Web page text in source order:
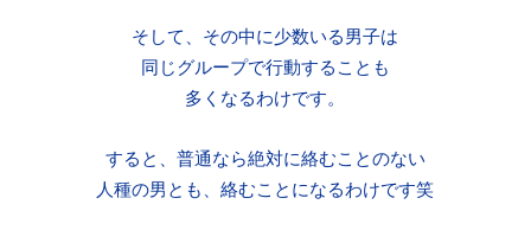
そして、その中に少数いる男子は
同じグループで行動することも
多くなるわけです。
すると、普通なら絶対に絡むことのない
人種の男とも、絡むことになるわけです笑